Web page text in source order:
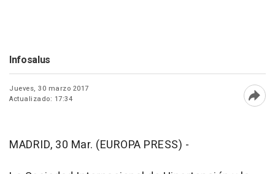
Infosalus
Jueves, 30 marzo 2017
Actualizado: 17:34
MADRID, 30 Mar. (EUROPA PRESS) -